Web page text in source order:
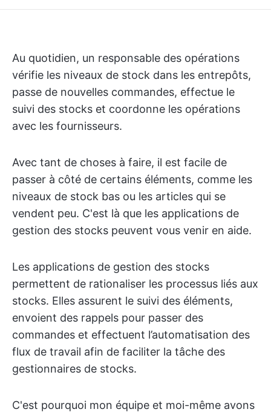
Au quotidien, un responsable des opérations
vérifie les niveaux de stock dans les entrepôts,
passe de nouvelles commandes, effectue le
suivi des stocks et coordonne les opérations
avec les fournisseurs.
Avec tant de choses à faire, il est facile de
passer à côté de certains éléments, comme les
niveaux de stock bas ou les articles qui se
vendent peu. C'est là que les applications de
gestion des stocks peuvent vous venir en aide.
Les applications de gestion des stocks
permettent de rationaliser les processus liés aux
stocks. Elles assurent le suivi des éléments,
envoient des rappels pour passer des
commandes et effectuent l’automatisation des
flux de travail afin de faciliter la tâche des
gestionnaires de stocks.
C'est pourquoi mon équipe et moi-même avons